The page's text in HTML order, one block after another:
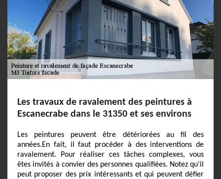
Les travaux de ravalement des peintures à
Escanecrabe dans le 31350 et ses environs
Les peintures peuvent être détériorées au fil des
années.En fait, il faut procéder à des interventions de
ravalement. Pour réaliser ces tâches complexes, vous
êtes invités à convier des personnes qualifiées. Notez qu'il
peut proposer des prix intéressants et qui peuvent défier